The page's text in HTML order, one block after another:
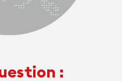
: